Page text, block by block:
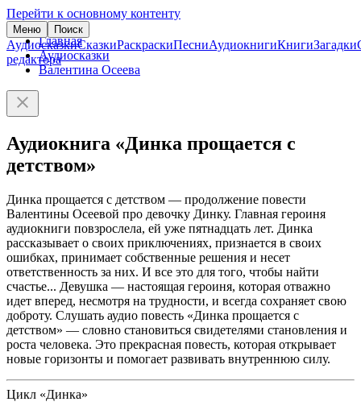
Перейти к основному контенту
Меню Поиск
АудиосказкиСказкиРаскраскиПесниАудиокнигиКнигиЗагадки
редактора
Главная
Аудиосказки
Валентина Осеева
Аудиокнига «Динка прощается с
детством»
Динка прощается с детством — продолжение повести
Валентины Осеевой про девочку Динку. Главная героиня
аудиокниги повзрослела, ей уже пятнадцать лет. Динка
рассказывает о своих приключениях, признается в своих
ошибках, принимает собственные решения и несет
ответственность за них. И все это для того, чтобы найти
счастье... Девушка — настоящая героиня, которая отважно
идет вперед, несмотря на трудности, и всегда сохраняет свою
доброту. Слушать аудио повесть «Динка прощается с
детством» — словно становиться свидетелями становления и
роста человека. Это прекрасная повесть, которая открывает
новые горизонты и помогает развивать внутреннюю силу.
Цикл «Динка»